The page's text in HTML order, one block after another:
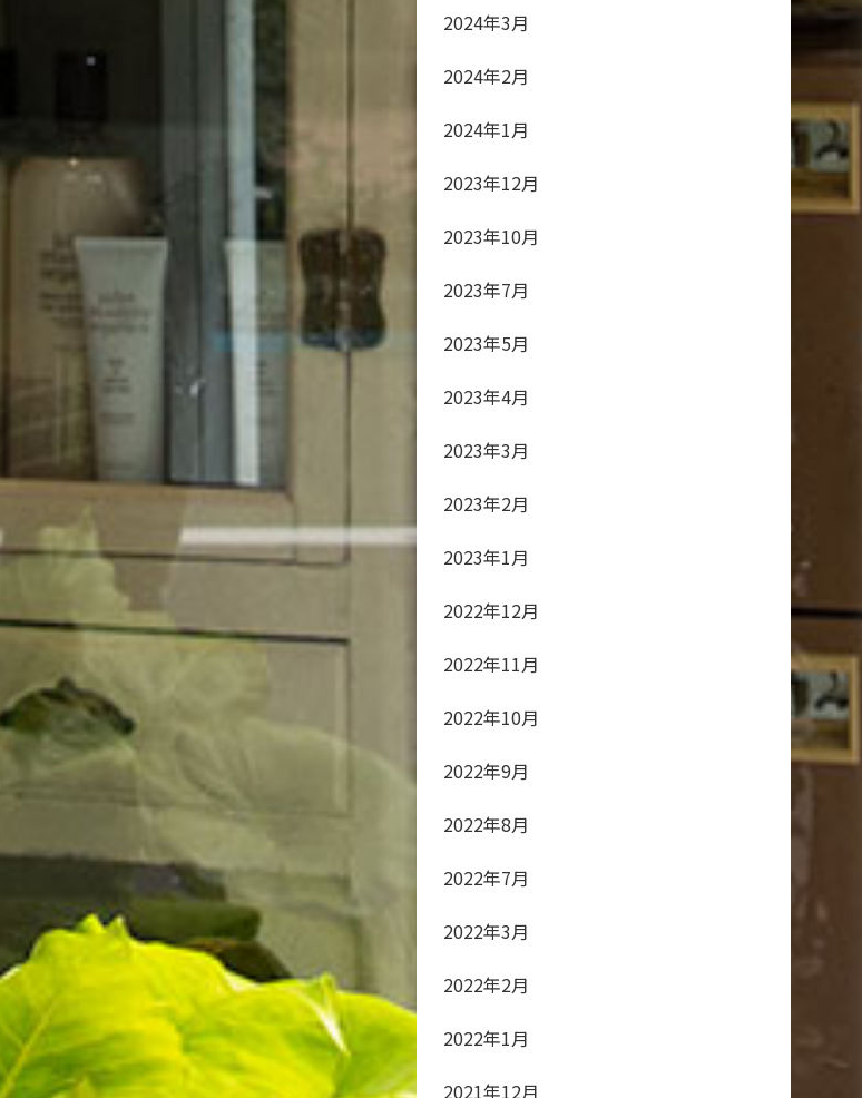
2024年3月
2024年2月
2024年1月
2023年12月
2023年10月
2023年7月
2023年5月
2023年4月
2023年3月
2023年2月
2023年1月
2022年12月
2022年11月
2022年10月
2022年9月
2022年8月
2022年7月
2022年3月
2022年2月
2022年1月
2021年12月